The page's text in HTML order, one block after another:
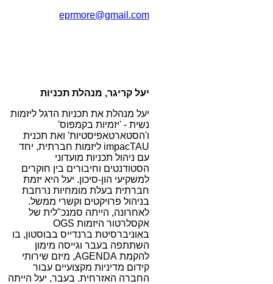
eprmore@gmail.com
יעל קריגר, מנהלת תכניות
יעל מנהלת את תכניות הדגל ליזמות
נשית - 'יזמיות בקמפוס'
ו'הסטארטאפיסטיות' ואת תכנית
impacTAU ליזמות חברתית, יחד
עם ניהול תכניות מועדוני
הסטודנטים וחיבורים בין חוקרים
למשקיעי הון-סיכון. יעל היא יזמת
חברתית בעלת מומחיות נרחבת
בניהול פרויקטים וקשרי ממשל.
לאחרונה, הייתה סמנכ"לית של
אקסלרטור היזמות OGS
באוניברסיטת ברנדייס בבוסטון, בו
השתתפה בעבר וגייסה מימון
להקמת AGENDA, מיזם שירותי
קידום מדיניות מקצועיים עבור
החברה האזרחית. בעבר, יעל הייתה